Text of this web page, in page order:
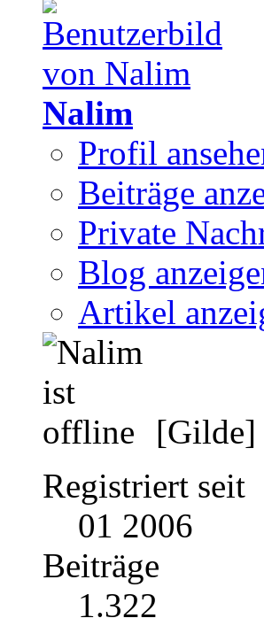
Nalim
Profil
Beiträge
Private
Blog
Artikel
[Gilde]
Registriert seit
01 2006
Beiträge
1.322